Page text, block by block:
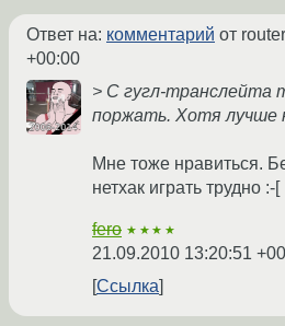
Ответ на: комментарий от router
+00:00
> С гугл-транслейта
поржать. Хотя
Мне тоже нравиться.
нетхак играть трудно :-[
fero ★★★★
21.09.2010 13:20:51
Ссылка